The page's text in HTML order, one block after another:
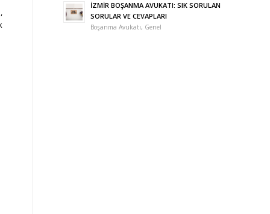
İZMİR BOŞANMA AVUKATI: SIK SORULAN
SORULAR VE CEVAPLARI
Boşanma Avukatı, Genel